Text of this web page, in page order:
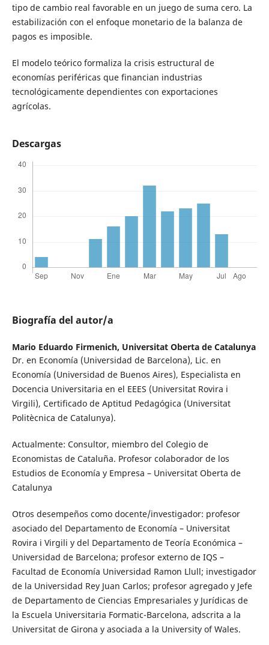
tipo de cambio real favorable en un juego de suma cero. La
estabilización con el enfoque monetario de la balanza de
pagos es imposible.
El modelo teórico formaliza la crisis estructural de
economías periféricas que financian industrias
tecnológicamente dependientes con exportaciones
agrícolas.
Descargas
Biografía del autor/a
Mario Eduardo Firmenich, Universitat Oberta de Catalunya
Dr. en Economía (Universidad de Barcelona), Lic. en
Economía (Universidad de Buenos Aires), Especialista en
Docencia Universitaria en el EEES (Universitat Rovira i
Virgili), Certificado de Aptitud Pedagógica (Universitat
Politècnica de Catalunya).
Actualmente: Consultor, miembro del Colegio de
Economistas de Cataluña. Profesor colaborador de los
Estudios de Economía y Empresa – Universitat Oberta de
Catalunya
Otros desempeños como docente/investigador: profesor
asociado del Departamento de Economía – Universitat
Rovira i Virgili y del Departamento de Teoría Económica –
Universidad de Barcelona; profesor externo de IQS –
Facultad de Economía Universidad Ramon Llull; investigador
de la Universidad Rey Juan Carlos; profesor agregado y Jefe
de Departamento de Ciencias Empresariales y Jurídicas de
la Escuela Universitaria Formatic-Barcelona, adscrita a la
Universitat de Girona y asociada a la University of Wales.